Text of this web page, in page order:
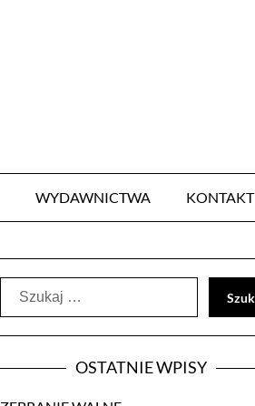
WYDAWNICTWA KONTAKT
Szukaj:
OSTATNIE WPISY